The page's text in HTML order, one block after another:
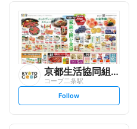
o
w
京都生活協同組合
コープ二条駅
s
Follow